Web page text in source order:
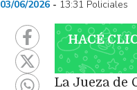
03/06/2026 13:31 Policiales
HACÉ
La Jueza de